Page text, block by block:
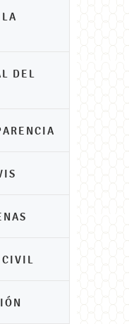
DEL
CIVIL